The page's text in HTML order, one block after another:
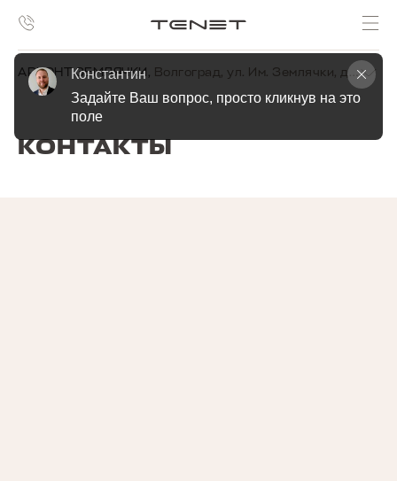
АРКОНТ ЗЕМЛЯЧКИ, Волгоград, ул. Им. Землячки, д. 19г
КОНТАКТЫ
Константин
Задайте Ваш вопрос, просто кликнув на это
поле